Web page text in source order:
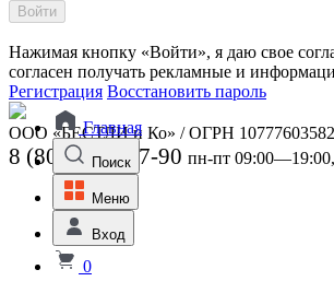
Войти
Нажимая кнопку «Войти», я даю свое
согласен получать рекламные и
Регистрация Восстановить пароль
ООО «БЕСТЛИ и Ко» / ОГРН
8 (800) 301-07-90 пн-пт
Главная
Поиск
Меню
Вход
0